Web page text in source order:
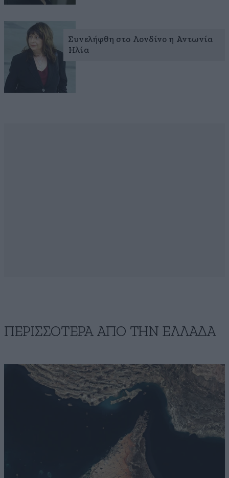
Συνελήφθη στο Λονδίνο η Αντωνία
Ηλία
ΠΕΡΙΣΣΟΤΕΡΑ ΑΠΟ ΤΗΝ ΕΛΛΑΔΑ